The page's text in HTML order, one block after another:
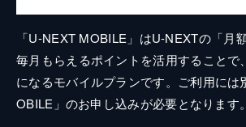
「U-NEXT MOBILE」はU-NEXTの「月
毎月もらえるポイントを活用することで
になるモバイルプランです。ご利用には
OBILE」のお申し込みが必要となります。